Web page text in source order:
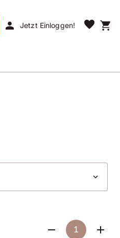
person Jetzt Einloggen! favorite shopping_cart